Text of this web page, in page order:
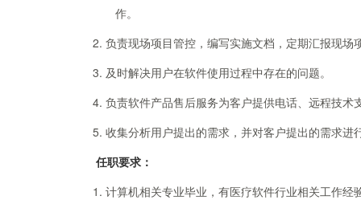
作。
2. 负责现场项目管控，编写实施文档，定期汇报现场
3. 及时解决用户在软件使用过程中存在的问题。
4. 负责软件产品售后服务为客户提供电话、远程技术
5. 收集分析用户提出的需求，并对客户提出的需求进
任职要求：
1. 计算机相关专业毕业，有医疗软件行业相关工作经